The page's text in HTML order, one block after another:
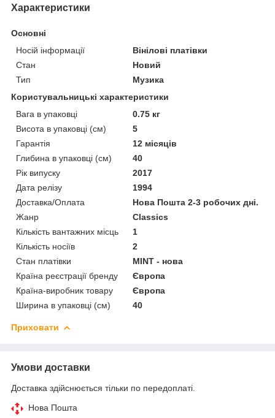
Характеристики
Основні
Носій інформації
Вінілові платівки
Стан
Новий
Тип
Музика
Користувальницькі характеристики
Вага в упаковці
0.75 кг
Висота в упаковці (см)
5
Гарантія
12 місяців
Глибина в упаковці (см)
40
Рік випуску
2017
Дата релізу
1994
Доставка/Оплата
Нова Пошта 2-3 робочих дні.
Жанр
Classics
Кількість вантажних місць
1
Кількість носіїв
2
Стан платівки
MINT - нова
Країна реєстрації бренду
Європа
Країна-виробник товару
Європа
Ширина в упаковці (см)
40
Приховати
Умови доставки
Доставка здійснюється тільки по передоплаті.
Нова Пошта